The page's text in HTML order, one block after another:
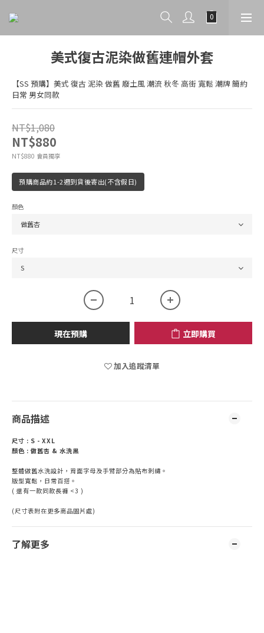
美式復古泥染做舊連帽外套
【SS 預購】美式 復古 泥染 做舊 廢土風 潮流 秋冬 高街 寬鬆 潮牌 簡約
日常 男女同款
NT$1,080
NT$880
NT$880 會員獨享
預購商品約1-2週到貨後寄出(不含假日)
顏色
尺寸
現在預購 立即購買
加入追蹤清單
商品描述
尺寸 : S - XXL
顏色 : 做舊杏 & 水洗黑
整體做舊水洗設計，背面字母及手臂部分為貼布刺繡。
版型寬鬆，日常百搭。
( 還有一款同款長褲 <3 )
(尺寸表附在更多商品圖片處)
了解更多